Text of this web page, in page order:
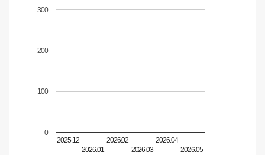
2025.12
2026.01
2026.02
2026.03
2026.04
2026.05
0
100
200
300